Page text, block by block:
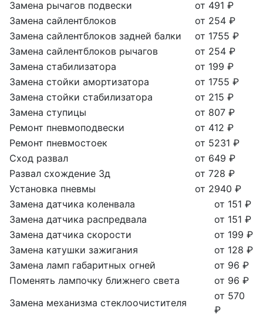
Замена рычагов подвески
от 491 ₽
Замена сайлентблоков
от 254 ₽
Замена сайлентблоков задней балки
от 1755 ₽
Замена сайлентблоков рычагов
от 254 ₽
Замена стабилизатора
от 199 ₽
Замена стойки амортизатора
от 1755 ₽
Замена стойки стабилизатора
от 215 ₽
Замена ступицы
от 807 ₽
Ремонт пневмоподвески
от 412 ₽
Ремонт пневмостоек
от 5231 ₽
Сход развал
от 649 ₽
Развал схождение 3д
от 728 ₽
Установка пневмы
от 2940 ₽
Замена датчика коленвала
от 151 ₽
Замена датчика распредвала
от 151 ₽
Замена датчика скорости
от 199 ₽
Замена катушки зажигания
от 128 ₽
Замена ламп габаритных огней
от 96 ₽
Поменять лампочку ближнего света
от 96 ₽
Замена механизма стеклоочистителя
от 570
₽